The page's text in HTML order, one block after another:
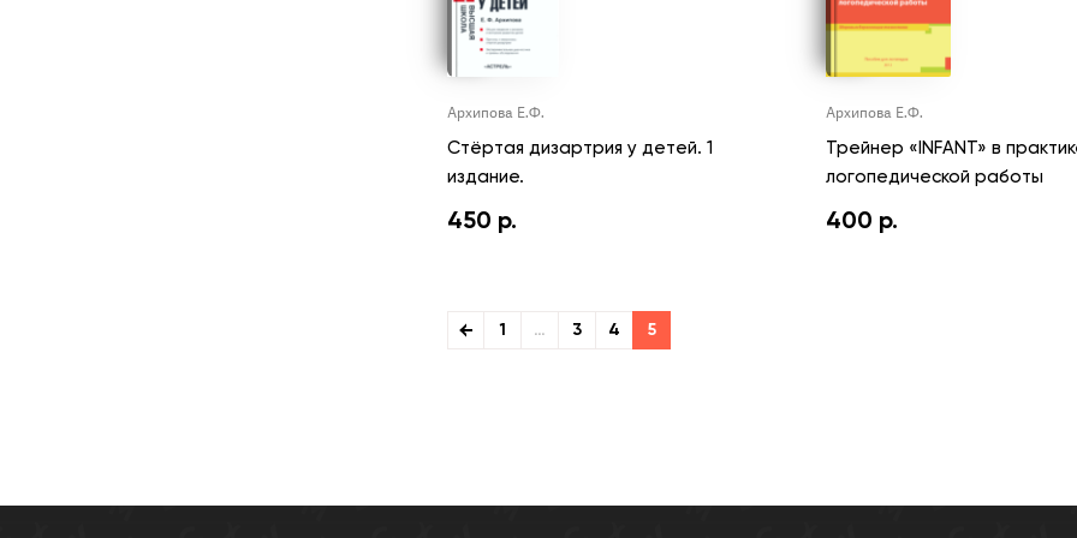
Архипова Е.Ф.
Стёртая дизартрия у детей. 1
издание.
450 р.
Архипова Е.Ф.
Трейнер «INFANT» в
логопедической работы
400 р.
1 … 3 4 5